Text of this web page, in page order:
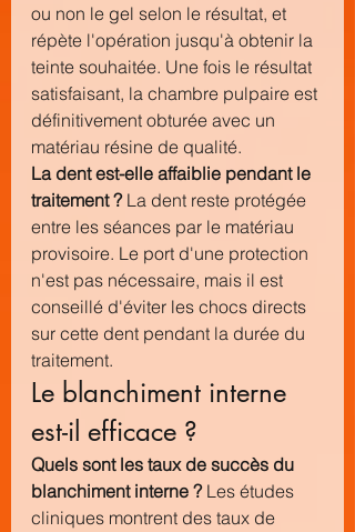
ou non le gel selon le résultat, et
répète l'opération jusqu'à obtenir la
teinte souhaitée. Une fois le résultat
satisfaisant, la chambre pulpaire est
définitivement obturée avec un
matériau résine de qualité.
La dent est-elle affaiblie pendant le
traitement ? La dent reste protégée
entre les séances par le matériau
provisoire. Le port d'une protection
n'est pas nécessaire, mais il est
conseillé d'éviter les chocs directs
sur cette dent pendant la durée du
traitement.
Le blanchiment interne
est-il efficace ?
Quels sont les taux de succès du
blanchiment interne ? Les études
cliniques montrent des taux de